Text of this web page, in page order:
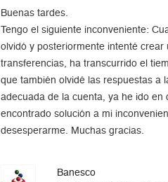
Buenas tardes.
Tengo el siguiente inconveniente:
olvidó y posteriormente intenté
transferencias, ha transcurrido el
que también olvidé las respuestas a
adecuada de la cuenta, ya he ido
encontrado solución a mi
desesperarme. Muchas gracias.
Banesco